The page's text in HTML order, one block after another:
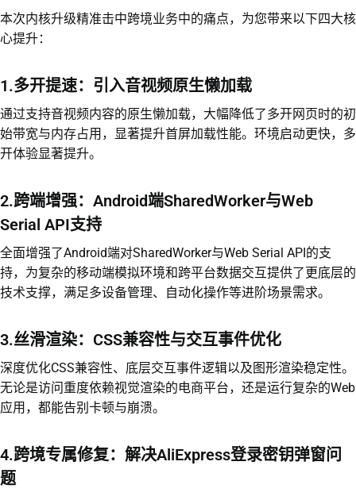
本次内核升级精准击中跨境业务中的痛点，为您带来以下四大核
心提升：
1.多开提速：引入音视频原生懒加载
通过支持音视频内容的原生懒加载，大幅降低了多开网页时的初
始带宽与内存占用，显著提升首屏加载性能。环境启动更快，多
开体验显著提升。
2.跨端增强：Android端SharedWorker与Web
Serial API支持
全面增强了Android端对SharedWorker与Web Serial API的支
持，为复杂的移动端模拟环境和跨平台数据交互提供了更底层的
技术支撑，满足多设备管理、自动化操作等进阶场景需求。
3.丝滑渲染：CSS兼容性与交互事件优化
深度优化CSS兼容性、底层交互事件逻辑以及图形渲染稳定性。
无论是访问重度依赖视觉渲染的电商平台，还是运行复杂的Web
应用，都能告别卡顿与崩溃。
4.跨境专属修复：解决AliExpress登录密钥弹窗问
题